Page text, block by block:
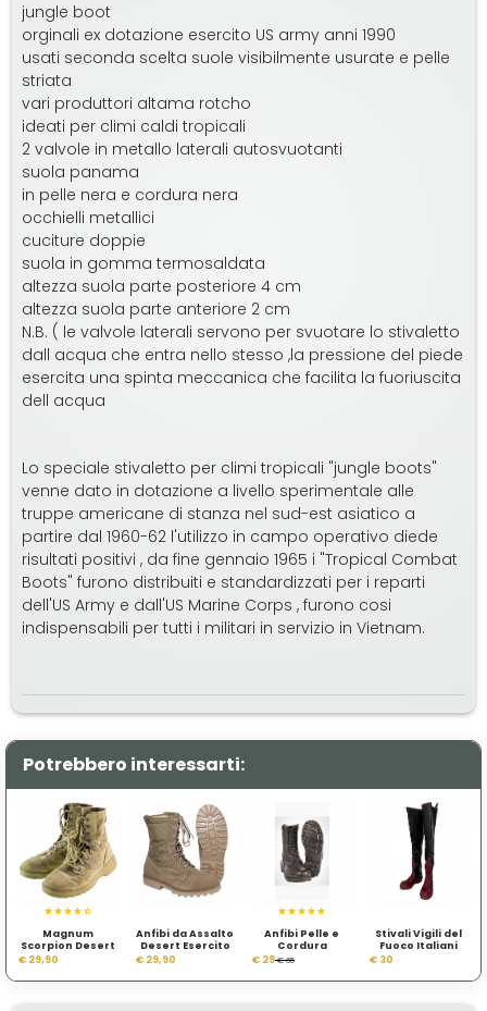
jungle boot
orginali ex dotazione esercito US army anni 1990
usati seconda scelta suole visibilmente usurate e pelle
striata
vari produttori altama rotcho
ideati per climi caldi tropicali
2 valvole in metallo laterali autosvuotanti
suola panama
in pelle nera e cordura nera
occhielli metallici
cuciture doppie
suola in gomma termosaldata
altezza suola parte posteriore 4 cm
altezza suola parte anteriore 2 cm
N.B. ( le valvole laterali servono per svuotare lo stivaletto
dall acqua che entra nello stesso ,la pressione del piede
esercita una spinta meccanica che facilita la fuoriuscita
dell acqua
Lo speciale stivaletto per climi tropicali "jungle boots"
venne dato in dotazione a livello sperimentale alle
truppe americane di stanza nel sud-est asiatico a
partire dal 1960-62 l'utilizzo in campo operativo diede
risultati positivi , da fine gennaio 1965 i "Tropical Combat
Boots" furono distribuiti e standardizzati per i reparti
dell'US Army e dall'US Marine Corps , furono cosi
indispensabili per tutti i militari in servizio in Vietnam.
Potrebbero interessarti:
Magnum
Scorpion Desert
Usato
€ 29,90
Anfibi da Assalto
Desert Esercito
Inglese
€ 29,90
Anfibi Pelle e
Cordura
Esercito
€ 29€ 65
Stivali Vigili del
Fuoco Italiani
Versione CE0321
€ 30